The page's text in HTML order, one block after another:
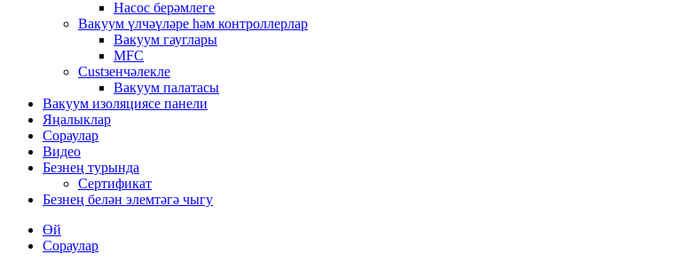
Насос берәмлеге
Вакуум үлчәүләре һәм контроллерлар
Вакуум гауглары
MFC
Custзенчәлекле
Вакуум палатасы
Вакуум изоляциясе панели
Яңалыклар
Сораулар
Видео
Безнең турында
Сертификат
Безнең белән элемтәгә чыгу
Өй
Сораулар